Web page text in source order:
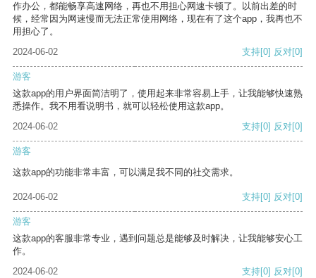
作办公，都能畅享高速网络，再也不用担心网速卡顿了。以前出差的时
候，经常因为网速慢而无法正常使用网络，现在有了这个app，我再也不
用担心了。
2024-06-02
支持[0] 反对[0]
游客
这款app的用户界面简洁明了，使用起来非常容易上手，让我能够快速熟
悉操作。我不用看说明书，就可以轻松使用这款app。
2024-06-02
支持[0] 反对[0]
游客
这款app的功能非常丰富，可以满足我不同的社交需求。
2024-06-02 支持[0] 反对[0]
游客
这款app的客服非常专业，遇到问题总是能够及时解决，让我能够安心工
作。
2024-06-02
支持[0] 反对[0]